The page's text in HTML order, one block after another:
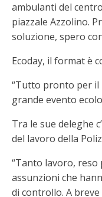
ambulanti del
piazzale Azzolino.
soluzione, spero
Ecoday, il format è
“Tutto pronto per il
grande evento
Tra le sue deleghe
del lavoro della
“Tanto lavoro, reso
assunzioni che
di controllo. A